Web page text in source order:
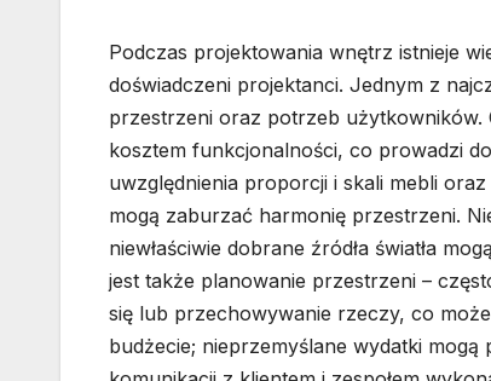
Podczas projektowania wnętrz istnieje
doświadczeni projektanci. Jednym z
przestrzeni oraz potrzeb użytkowników.
kosztem funkcjonalności, co prowadzi
uwzględnienia proporcji i skali mebli
mogą zaburzać harmonię przestrzeni.
niewłaściwie dobrane źródła światła
jest także planowanie przestrzeni –
się lub przechowywanie rzeczy, co
budżecie; nieprzemyślane wydatki